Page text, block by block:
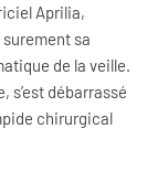
Aprilia,
surement sa
de la veille.
s’est débarrassé
chirurgical